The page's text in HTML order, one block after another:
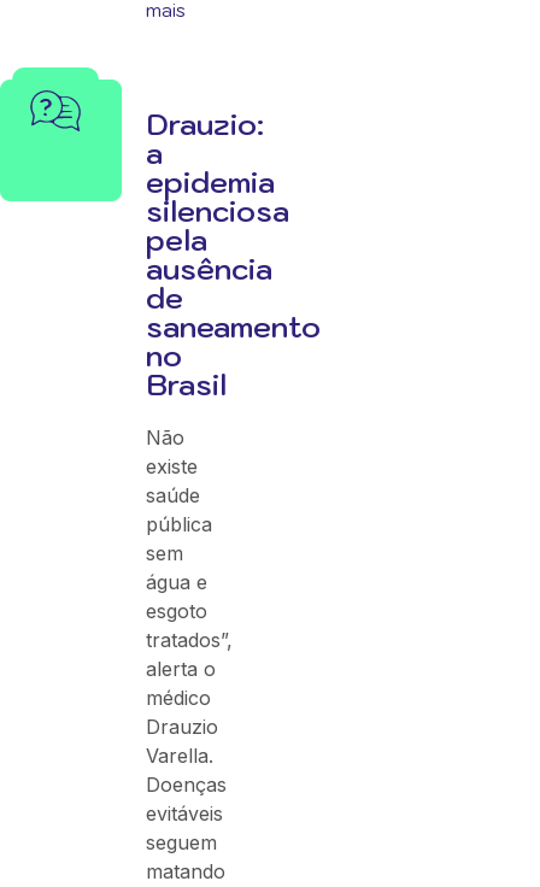
mais
Drauzio:
a
epidemia
silenciosa
pela
ausência
de
saneamento
no
Brasil
Não
existe
saúde
pública
sem
água e
esgoto
tratados”,
alerta o
médico
Drauzio
Varella.
Doenças
evitáveis
seguem
matando